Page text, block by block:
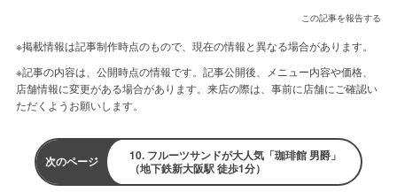
この記事を報告する
※掲載情報は記事制作時点のもので、現在の情報と異なる場合があります。
※記事の内容は、公開時点の情報です。記事公開後、メニュー内容や価格、
店舗情報に変更がある場合があります。来店の際は、事前に店舗にご確認い
ただくようお願いします。
次のページ
10. フルーツサンドが大人気「珈琲館 男爵」
（地下鉄新大阪駅 徒歩1分）